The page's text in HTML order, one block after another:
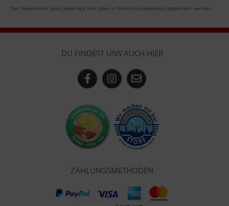
Der Newsletter kann jederzeit hier oder in Ihrem Kundenkonto abbestellt werden.
DU FINDEST UNS AUCH HIER
ZAHLUNGSMETHODEN